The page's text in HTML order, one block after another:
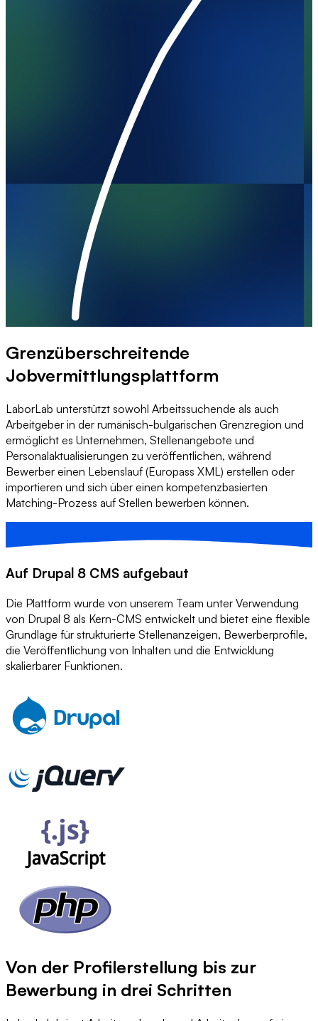
Grenzüberschreitende
Jobvermittlungsplattform
LaborLab unterstützt sowohl Arbeitssuchende als auch
Arbeitgeber in der rumänisch-bulgarischen Grenzregion und
ermöglicht es Unternehmen, Stellenangebote und
Personalaktualisierungen zu veröffentlichen, während
Bewerber einen Lebenslauf (Europass XML) erstellen oder
importieren und sich über einen kompetenzbasierten
Matching-Prozess auf Stellen bewerben können.
Auf Drupal 8 CMS aufgebaut
Die Plattform wurde von unserem Team unter Verwendung
von Drupal 8 als Kern-CMS entwickelt und bietet eine flexible
Grundlage für strukturierte Stellenanzeigen, Bewerberprofile,
die Veröffentlichung von Inhalten und die Entwicklung
skalierbarer Funktionen.
Von der Profilerstellung bis zur
Bewerbung in drei Schritten